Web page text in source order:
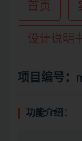
首页
设计说明
项目编号：
功能介绍：